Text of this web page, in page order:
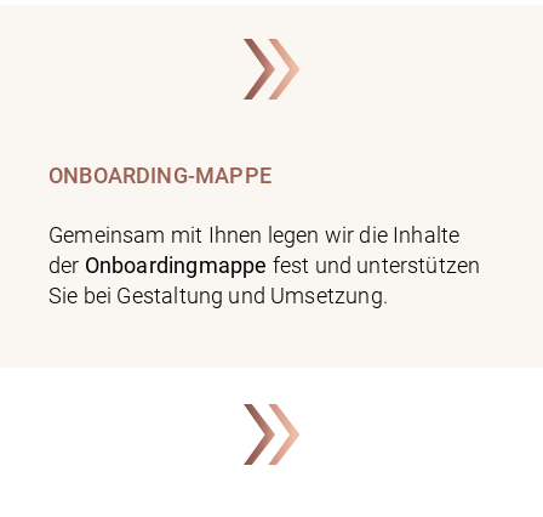
ONBOARDING-MAPPE
Gemeinsam mit Ihnen legen wir die Inhalte
der Onboardingmappe fest und unterstützen
Sie bei Gestaltung und Umsetzung.